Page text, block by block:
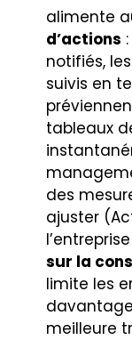
alimente
d’actions
notifiés,
suivis en
tableaux
des
ajuster
sur la
limite les
meilleure